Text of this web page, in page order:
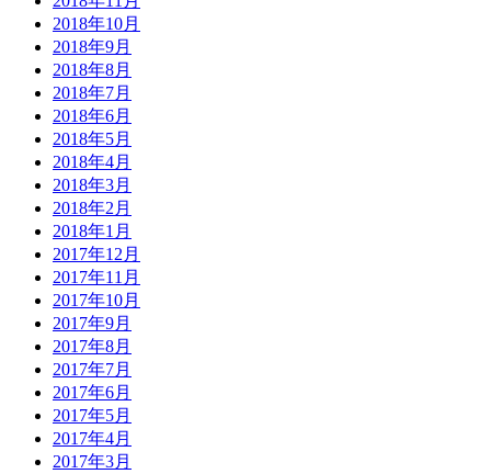
2018年10月
2018年9月
2018年8月
2018年7月
2018年6月
2018年5月
2018年4月
2018年3月
2018年2月
2018年1月
2017年12月
2017年11月
2017年10月
2017年9月
2017年8月
2017年7月
2017年6月
2017年5月
2017年4月
2017年3月